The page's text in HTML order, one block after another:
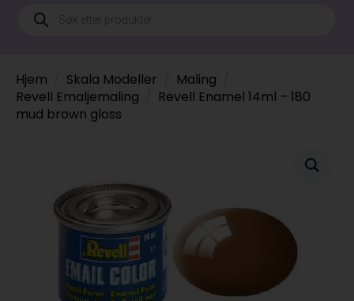
Products
search
Hjem Skala Modeller
Maling
Revell Emaljemaling
Revell Enamel 14ml – 180
mud brown gloss